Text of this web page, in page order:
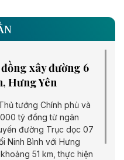
đồng xây đường 6
Hưng Yên
tướng Chính phủ và
tỷ đồng từ ngân
đường Trục dọc 07
Ninh Bình với Hưng
51 km, thực hiện